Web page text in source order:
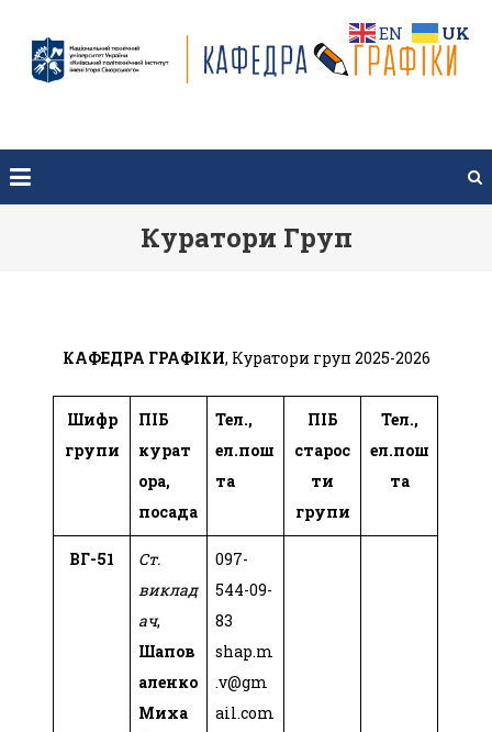
вмісту
Куратори Груп
КАФЕДРА ГРАФІКИ, Куратори груп 2025-2026
Шифр
групи
ПІБ
курат
ора,
посада
Тел.,
ел.пош
та
ПІБ
старос
ти
групи
Тел.,
ел.пош
та
ВГ-51
Ст.
виклад
ач,
Шапов
аленко
Миха
097-
544-09-
83
shap.m
.v@gm
ail.com
EN UK